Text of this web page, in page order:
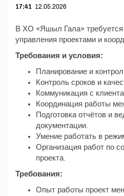
17:41 12.05.2026
В ХО «Яшыл Гала» требуется
управления проектами и
Требования и условия:
Планирование и
Контроль сроков и
Коммуникация с
Координация работы
Подготовка отчётов и
документации.
Умение работать в
Организация работ по
проекта.
Требования:
Опыт работы проект